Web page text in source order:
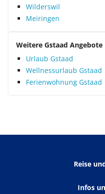
Wilderswil
Meiringen
Weitere Gstaad Angebote
Urlaub Gstaad
Wellnessurlaub Gstaad
Ferienwohnung Gstaad
Reise
Infos